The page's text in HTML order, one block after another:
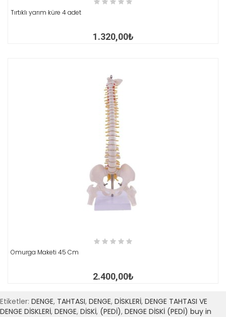
Tırtıklı yarım küre 4 adet
1.320,00₺
Omurga Maketi 45 Cm
2.400,00₺
Etiketler: DENGE, TAHTASI, DENGE, DİSKLERİ, DENGE TAHTASI VE
DENGE DİSKLERİ, DENGE, DİSKİ, (PEDİ), DENGE DİSKİ (PEDİ) buy in